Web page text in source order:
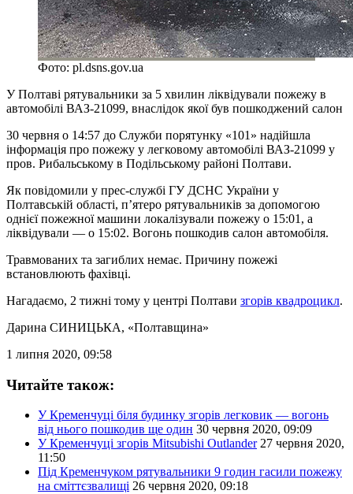
Фото: pl.dsns.gov.ua
У Полтаві рятувальники за 5 хвилин ліквідували пожежу в
автомобілі ВАЗ-21099, внаслідок якої був пошкоджений салон
30 червня о 14:57 до Служби порятунку «101» надійшла
інформація про пожежу у легковому автомобілі ВАЗ-21099 у
пров. Рибальському в Подільському районі Полтави.
Як повідомили у прес-службі ГУ ДСНС України у
Полтавській області, п’ятеро рятувальників за допомогою
однієї пожежної машини локалізували пожежу о 15:01, а
ліквідували — о 15:02. Вогонь пошкодив салон автомобіля.
Травмованих та загиблих немає. Причину пожежі
встановлюють фахівці.
Нагадаємо, 2 тижні тому у центрі Полтави згорів квадроцикл.
Дарина СИНИЦЬКА, «Полтавщина»
1 липня 2020, 09:58
Читайте також:
У Кременчуці біля будинку згорів легковик — вогонь
від нього пошкодив ще один 30 червня 2020, 09:09
У Кременчуці згорів Mitsubishi Outlander 27 червня 2020,
11:50
Під Кременчуком рятувальники 9 годин гасили пожежу
на сміттєзвалищі 26 червня 2020, 09:18